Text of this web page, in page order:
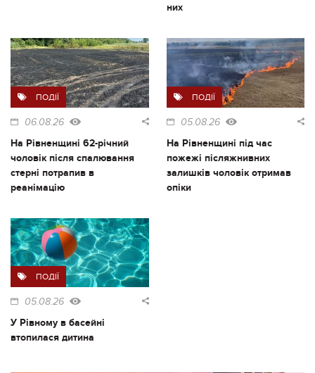
них
ПОДІЇ
06.08.26
На Рівненщині 62-річний
чоловік після спалювання
стерні потрапив в
реанімацію
ПОДІЇ
05.08.26
На Рівненщині під час
пожежі післяжнивних
залишків чоловік отримав
опіки
ПОДІЇ
05.08.26
У Рівному в басейні
втопилася дитина